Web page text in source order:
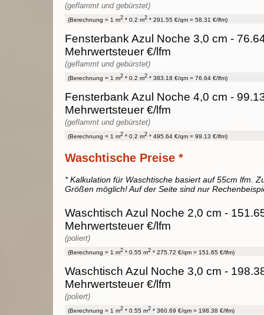
(geflammt und gebürstet)
(Berechnung = 1 m2 * 0.2 m2 * 291.55 €/qm = 58.31 €/lfm)
Fensterbank Azul Noche 3,0 cm -
Mehrwertsteuer €/lfm
(geflammt und gebürstet)
(Berechnung = 1 m2 * 0.2 m2 * 383.18 €/qm = 76.64 €/lfm)
Fensterbank Azul Noche 4,0 cm -
Mehrwertsteuer €/lfm
(geflammt und gebürstet)
(Berechnung = 1 m2 * 0.2 m2 * 495.64 €/qm = 99.13 €/lfm)
Waschtische Preise *
* Kalkulation für Waschtische basiert auf 55cm lfm.
Größen möglich! Auf der Seite sind nur
Waschtisch Azul Noche 2,0 cm -
Mehrwertsteuer €/lfm
(poliert)
(Berechnung = 1 m2 * 0.55 m2 * 275.72 €/qm = 151.65 €/lfm)
Waschtisch Azul Noche 3,0 cm -
Mehrwertsteuer €/lfm
(poliert)
(Berechnung = 1 m2 * 0.55 m2 * 360.69 €/qm = 198.38 €/lfm)